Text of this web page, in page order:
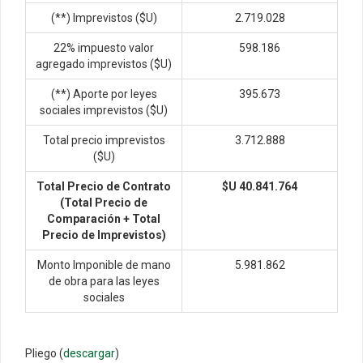
(**) Imprevistos ($U) 2.719.028
22% impuesto valor
agregado imprevistos ($U)
598.186
(**) Aporte por leyes
sociales imprevistos ($U)
395.673
Total precio imprevistos
($U)
3.712.888
Total Precio de Contrato
(Total Precio de
Comparación + Total
Precio de Imprevistos)
$U 40.841.764
Monto Imponible de mano
de obra para las leyes
sociales
5.981.862
Pliego (descargar)